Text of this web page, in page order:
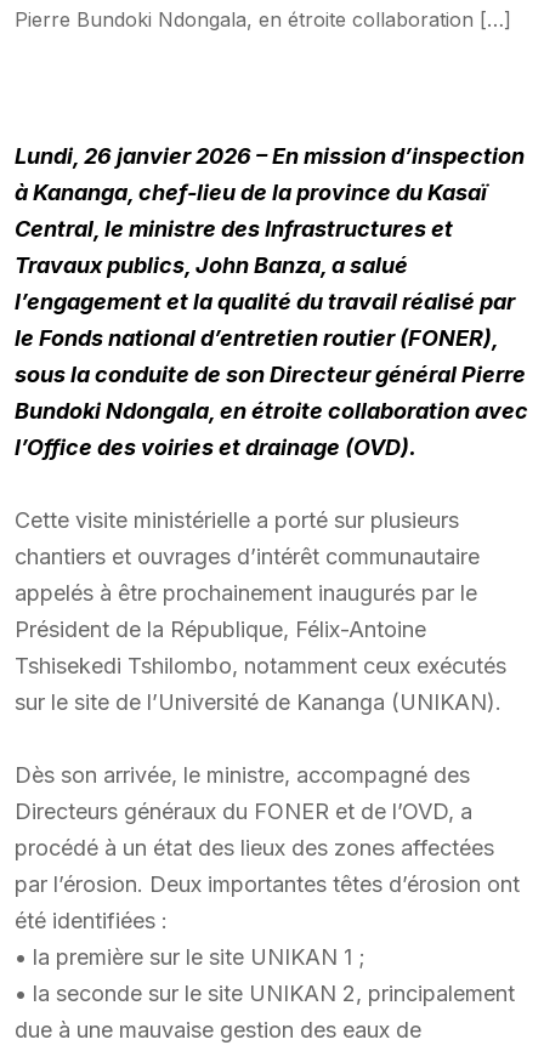
Pierre Bundoki Ndongala, en étroite collaboration […]
Lundi, 26 janvier 2026 – En mission d’inspection
à Kananga, chef-lieu de la province du Kasaï
Central, le ministre des Infrastructures et
Travaux publics, John Banza, a salué
l’engagement et la qualité du travail réalisé par
le Fonds national d’entretien routier (FONER),
sous la conduite de son Directeur général Pierre
Bundoki Ndongala, en étroite collaboration avec
l’Office des voiries et drainage (OVD).
Cette visite ministérielle a porté sur plusieurs
chantiers et ouvrages d’intérêt communautaire
appelés à être prochainement inaugurés par le
Président de la République, Félix-Antoine
Tshisekedi Tshilombo, notamment ceux exécutés
sur le site de l’Université de Kananga (UNIKAN).
Dès son arrivée, le ministre, accompagné des
Directeurs généraux du FONER et de l’OVD, a
procédé à un état des lieux des zones affectées
par l’érosion. Deux importantes têtes d’érosion ont
été identifiées :
• la première sur le site UNIKAN 1 ;
• la seconde sur le site UNIKAN 2, principalement
due à une mauvaise gestion des eaux de